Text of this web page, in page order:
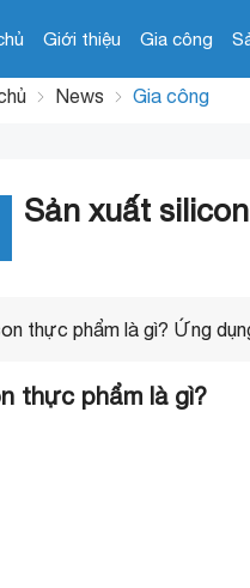
Giới thiệu Gia công
News Gia công
Sản xuất
thực phẩm là gì? Ứng
thực phẩm là gì?